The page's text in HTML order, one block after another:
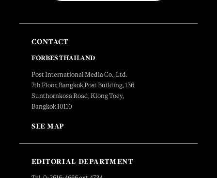
CONTACT
FORBES THAILAND
Post International Media Co., Ltd.
7th Floor, Bangkok Post Building, 136
Sunthornkosa Road, Klong Toey,
Bangkok 10110
SEE MAP
EDITORIAL DEPARTMENT